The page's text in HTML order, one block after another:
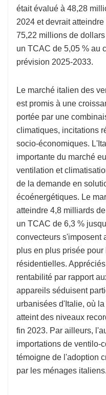
était évalué à 48,28
2024 et devrait
75,22 millions de
un TCAC de 5,05 % au
prévision 2025-2033.
Le marché italien des
est promis à une
portée par une
climatiques, incitations
socio-économiques.
importante du marché
ventilation et
de la demande en
écoénergétiques. Le
atteindre 4,8 milliards
un TCAC de 6,3 %
convecteurs s'imposent
plus en plus prisée
résidentielles.
rentabilité par rapport
appareils séduisent
urbanisées d'Italie, où
atteint des niveaux
fin 2023. Par ailleurs,
importations de ventilo-
témoigne de l'adoption
par les ménages italiens.